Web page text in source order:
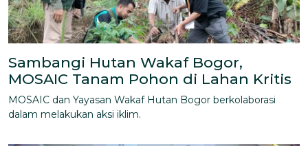
Sambangi Hutan Wakaf Bogor,
MOSAIC Tanam Pohon di Lahan Kritis
MOSAIC dan Yayasan Wakaf Hutan Bogor berkolaborasi
dalam melakukan aksi iklim.